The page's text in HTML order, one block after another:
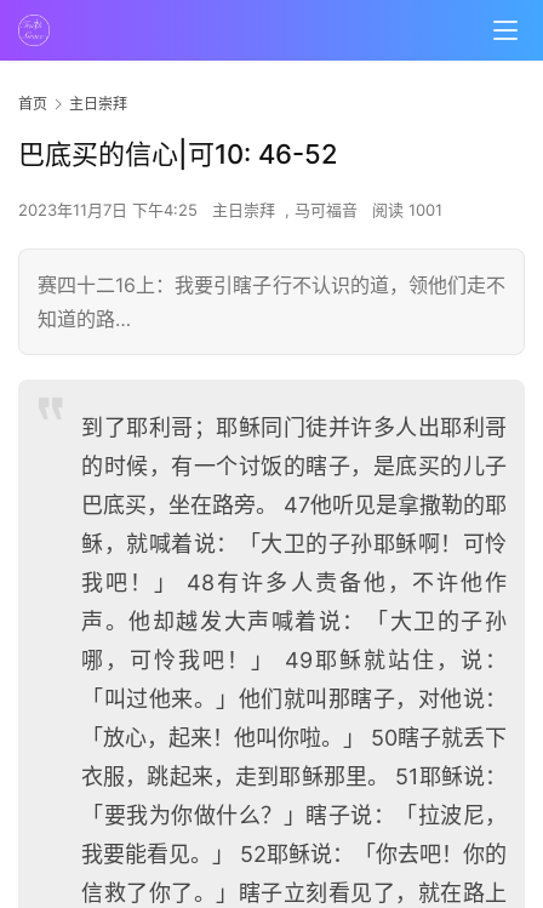
首页 主日崇拜
巴底买的信心|可10: 46-52
2023年11月7日 下午4:25 主日崇拜 , 马可福音 阅读 1001
赛四十二16上：我要引瞎子行不认识的道，领他们走不
知道的路…
到了耶利哥；耶稣同门徒并许多人出耶利哥
的时候，有一个讨饭的瞎子，是底买的儿子
巴底买，坐在路旁。 47他听见是拿撒勒的耶
稣，就喊着说：「大卫的子孙耶稣啊！可怜
我吧！」 48有许多人责备他，不许他作
声。他却越发大声喊着说：「大卫的子孙
哪，可怜我吧！」 49耶稣就站住，说：
「叫过他来。」他们就叫那瞎子，对他说：
「放心，起来！他叫你啦。」 50瞎子就丢下
衣服，跳起来，走到耶稣那里。 51耶稣说：
「要我为你做什么？」瞎子说：「拉波尼，
我要能看见。」 52耶稣说：「你去吧！你的
信救了你了。」瞎子立刻看见了，就在路上